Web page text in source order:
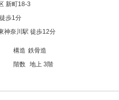
新町18-3
歩1分
神奈川駅 徒歩12分
構造 鉄骨造
階数 地上 3階